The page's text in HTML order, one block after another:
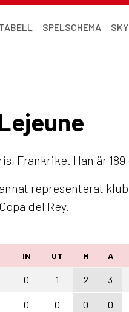
TABELL SPELSCHEMA
Frankrike. Han är
representerat
del Rey.
IN UT M A
0 1 2 3
0 0 0 0